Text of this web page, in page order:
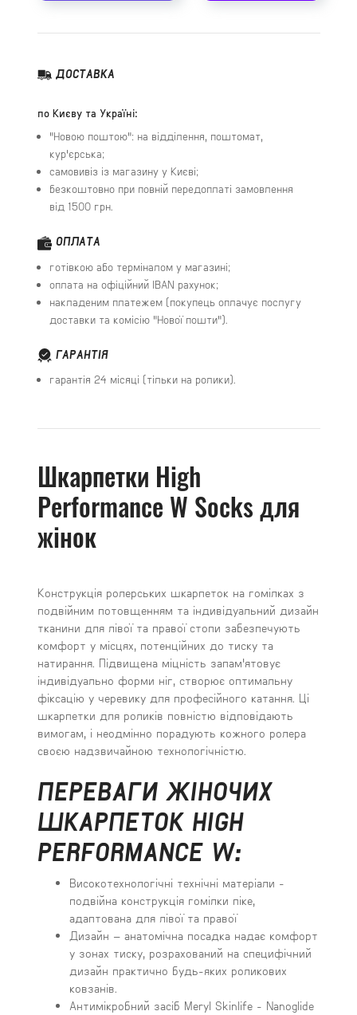
ДОСТАВКА
по Києву та Україні:
"Новою поштою": на відділення, поштомат,
кур'єрська;
самовивіз із магазину у Києві;
безкоштовно при повній передоплаті замовлення
від 1500 грн.
ОПЛАТА
готівкою або терміналом у магазині;
оплата на офіційний IBAN рахунок;
накладеним платежем (покупець оплачує послугу
доставки та комісію "Нової пошти").
ГАРАНТІЯ
гарантія 24 місяці (тільки на ролики).
Шкарпетки High
Performance W Socks для
жінок
Конструкція ролерських шкарпеток на гомілках з
подвійним потовщенням та індивідуальний дизайн
тканини для лівої та правої стопи забезпечують
комфорт у місцях, потенційних до тиску та
натирання. Підвищена міцність запам'ятовує
індивідуально форми ніг, створює оптимальну
фіксацію у черевику для професійного катання. Ці
шкарпетки для роликів повністю відповідають
вимогам, і неодмінно порадують кожного ролера
своєю надзвичайною технологічністю.
ПЕРЕВАГИ ЖІНОЧИХ
ШКАРПЕТОК HIGH
PERFORMANCE W:
Високотехнологічні технічні матеріали -
подвійна конструкція гомілки піке,
адаптована для лівої та правої
Дизайн – анатомічна посадка надає комфорт
у зонах тиску, розрахований на специфічний
дизайн практично будь-яких роликових
ковзанів.
Антимікробний засіб Meryl Skinlife - Nanoglide